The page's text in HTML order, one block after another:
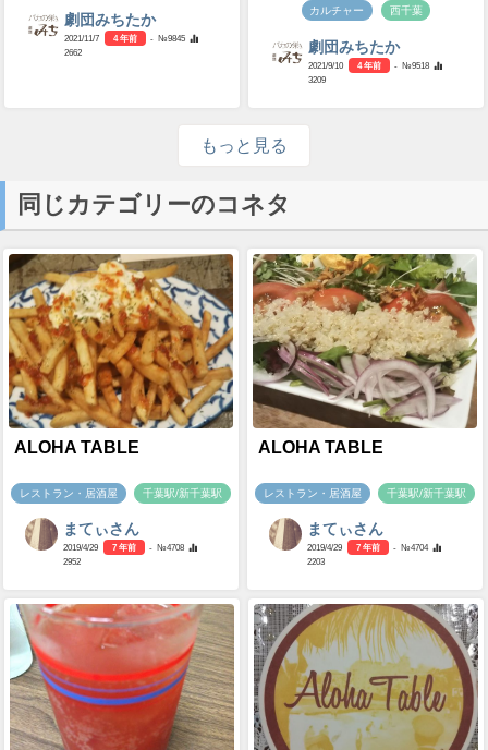
劇団みちたか
2021/11/7 4 年前
- №9845
2662
カルチャー 西千葉
劇団みちたか
2021/9/10 4 年前
- №9518
3209
もっと見る
同じカテゴリーのコネタ
ALOHA TABLE
レストラン・居酒屋 千葉駅/新千葉駅
まてぃさん
2019/4/29 7 年前
- №4708
2952
ALOHA TABLE
レストラン・居酒屋 千葉駅/新千葉駅
まてぃさん
2019/4/29 7 年前
- №4704
2203